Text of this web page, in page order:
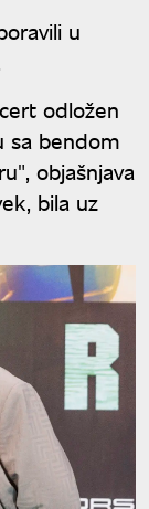
u
odložen
sa bendom
objašnjava
bila uz